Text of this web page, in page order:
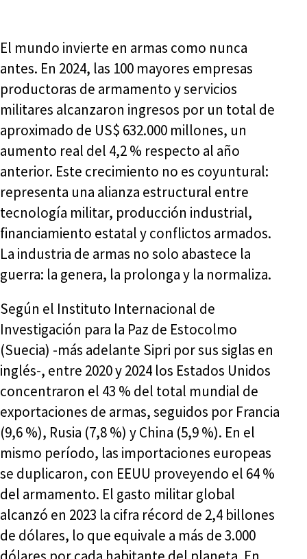
El mundo invierte en armas como nunca
antes. En 2024, las 100 mayores empresas
productoras de armamento y servicios
militares alcanzaron ingresos por un total de
aproximado de US$ 632.000 millones, un
aumento real del 4,2 % respecto al año
anterior. Este crecimiento no es coyuntural:
representa una alianza estructural entre
tecnología militar, producción industrial,
financiamiento estatal y conflictos armados.
La industria de armas no solo abastece la
guerra: la genera, la prolonga y la normaliza.
Según el Instituto Internacional de
Investigación para la Paz de Estocolmo
(Suecia) -más adelante Sipri por sus siglas en
inglés-, entre 2020 y 2024 los Estados Unidos
concentraron el 43 % del total mundial de
exportaciones de armas, seguidos por Francia
(9,6 %), Rusia (7,8 %) y China (5,9 %). En el
mismo período, las importaciones europeas
se duplicaron, con EEUU proveyendo el 64 %
del armamento. El gasto militar global
alcanzó en 2023 la cifra récord de 2,4 billones
de dólares, lo que equivale a más de 3.000